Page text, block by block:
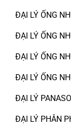
ĐẠI LÝ ỐNG
ĐẠI LÝ ỐNG
ĐẠI LÝ ỐNG
ĐẠI LÝ ỐNG
ĐẠI LÝ
ĐẠI LÝ PHÂN